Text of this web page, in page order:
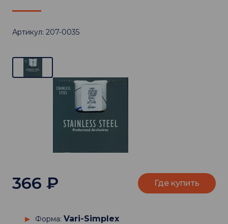
Артикул: 207-0035
Форма: Vari-Simplex
366 ₽ Где купить